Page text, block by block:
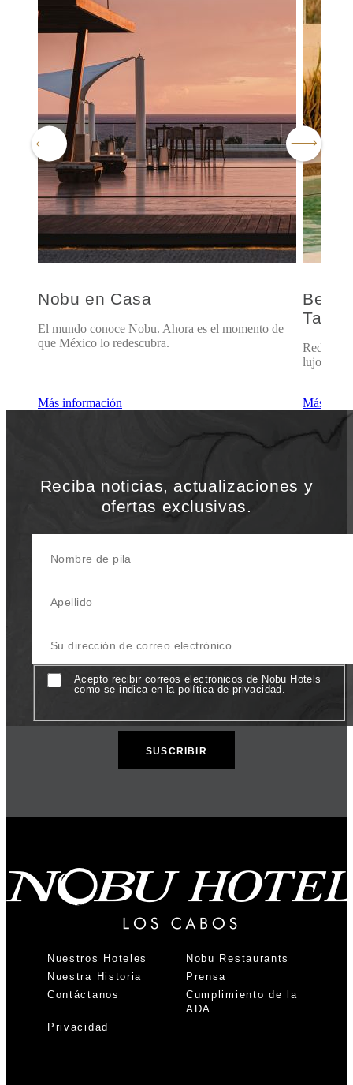
Nobu en Casa
El mundo conoce Nobu. Ahora es el momento de
que México lo redescubra.
Más información
lujo.
Más
Reciba noticias, actualizaciones y
ofertas exclusivas.
ConsentAcepto recibir correos electrónicos de Nobu Hotels
como se indica en lapolítica de privacidad
Nuestros Hoteles
Nobu Restaurants
Nuestra Historia
Prensa
Contáctanos
Cumplimiento de la
ADA
Privacidad